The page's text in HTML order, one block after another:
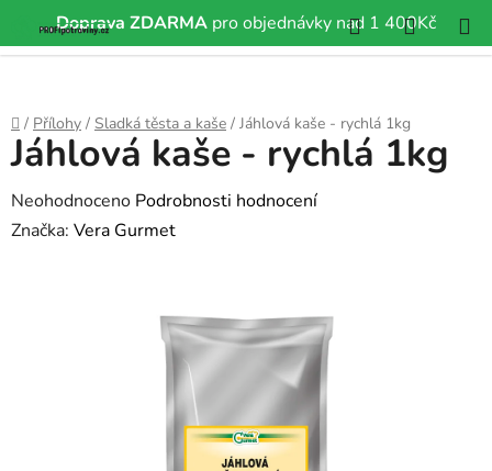
Doprava ZDARMA pro objednávky nad 1 400Kč
Přejít
Hledat
KOŠÍK
Domů
/ Přílohy / Sladká těsta a kaše / Jáhlová kaše - rychlá 1kg
Jáhlová kaše - rychlá 1kg
Průměrné
hodnocení
Neohodnoceno Podrobnosti hodnocení
Značka: Vera Gurmet